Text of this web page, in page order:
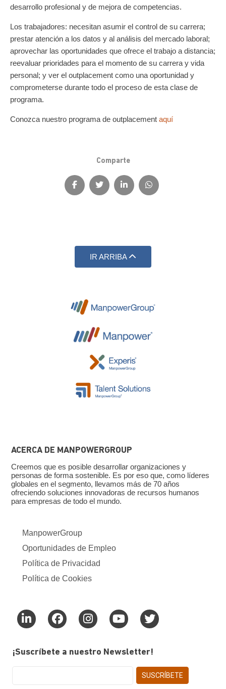
desarrollo profesional y de mejora de competencias.
Los trabajadores: necesitan asumir el control de su carrera;
prestar atención a los datos y al análisis del mercado laboral;
aprovechar las oportunidades que ofrece el trabajo a distancia;
reevaluar prioridades para el momento de su carrera y vida
personal; y ver el outplacement como una oportunidad y
comprometerse durante todo el proceso de esta clase de
programa.
Conozca nuestro programa de outplacement aquí
Comparte
IR ARRIBA
ACERCA DE MANPOWERGROUP
Creemos que es posible desarrollar organizaciones y
personas de forma sostenible. Es por eso que, como líderes
globales en el segmento, llevamos más de 70 años
ofreciendo soluciones innovadoras de recursos humanos
para empresas de todo el mundo.
ManpowerGroup
Oportunidades de Empleo
Política de Privacidad
Política de Cookies
¡Suscríbete a nuestro Newsletter!